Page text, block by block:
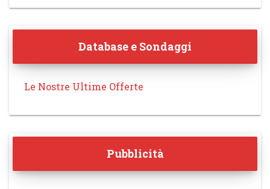
Database e Sondaggi
Le Nostre Ultime Offerte
Pubblicità